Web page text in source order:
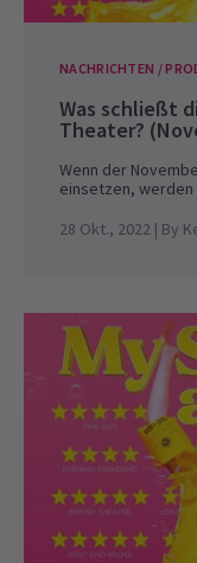
NACHRICHTEN /
Was schließt
Theater?
Wenn der
einsetzen,
28 Okt., 2022 | By